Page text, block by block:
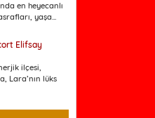
en heyecanlı
yaşa...
Elifsay
ilçesi,
Lara’nın lüks